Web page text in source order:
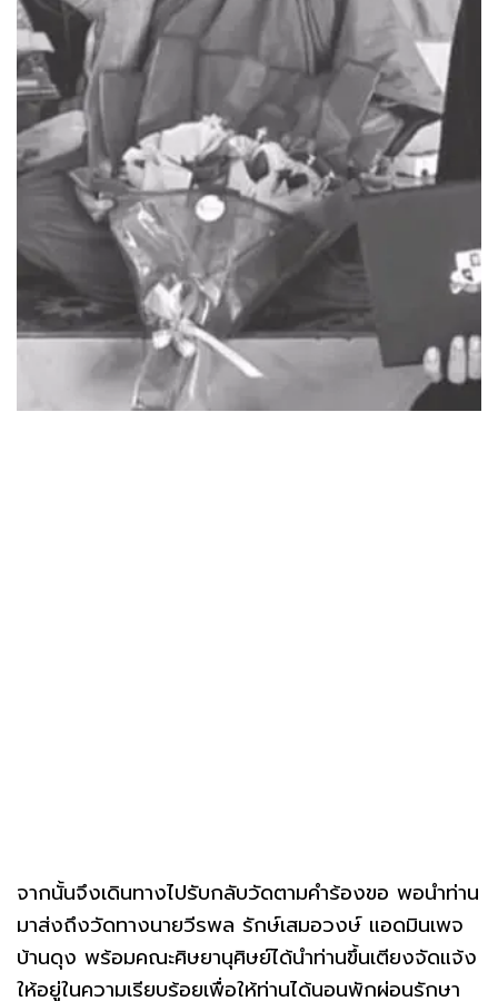
จากนั้นจึงเดินทางไปรับกลับวัดตามคำร้องขอ พอนำท่าน
มาส่งถึงวัดทางนายวีรพล รักษ์เสมอวงษ์ แอดมินเพจ
บ้านดุง พร้อมคณะศิษยานุศิษย์ได้นำท่านขึ้นเตียงจัดแจ้ง
ให้อยู่ในความเรียบร้อยเพื่อให้ท่านได้นอนพักผ่อนรักษา